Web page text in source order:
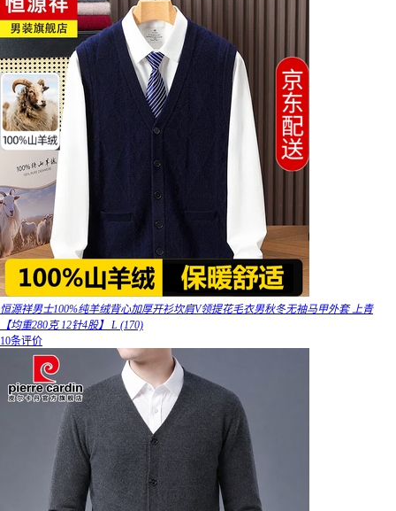
恒源祥男士100%纯羊绒背心加厚开衫坎肩V领提花毛衣男秋冬无袖马甲外套 上青
【均重280克 12针4股】 L (170)
10条评价